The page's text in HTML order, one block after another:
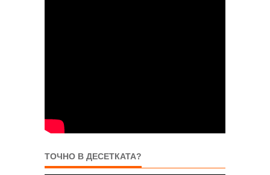
ТОЧНО В ДЕСЕТКАТА?